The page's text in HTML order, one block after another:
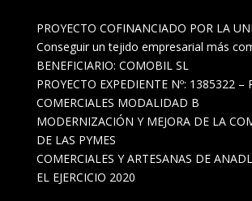
PROYECTO COFINANCIADO POR LA
Conseguir un tejido empresarial más
BENEFICIARIO: COMOBIL SL
PROYECTO EXPEDIENTE Nº: 1385322 –
COMERCIALES MODALIDAD B
MODERNIZACIÓN Y MEJORA DE LA
DE LAS PYMES
COMERCIALES Y ARTESANAS DE
EL EJERCICIO 2020